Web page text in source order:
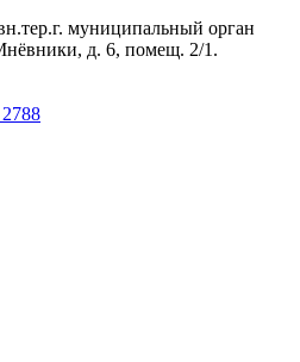
муниципальный орган
д. 6, помещ. 2/1.